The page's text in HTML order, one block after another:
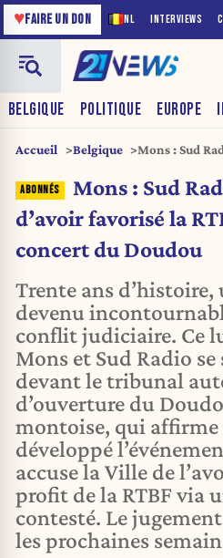
NL INTERVIEWS
♥FAIRE UN DON
BELGIQUE POLITIQUE EUROPE
Accueil Belgique
Mons : Sud
Mons : Sud
d’avoir favorisé la
concert du Doudou
Trente ans
devenu
conflit judiciaire. Ce
Mons et Sud Radio
devant le tribunal
d’ouverture du
montoise, qui affirme
développé
accuse la Ville de
profit de la RTBF via
contesté. Le
les prochaines